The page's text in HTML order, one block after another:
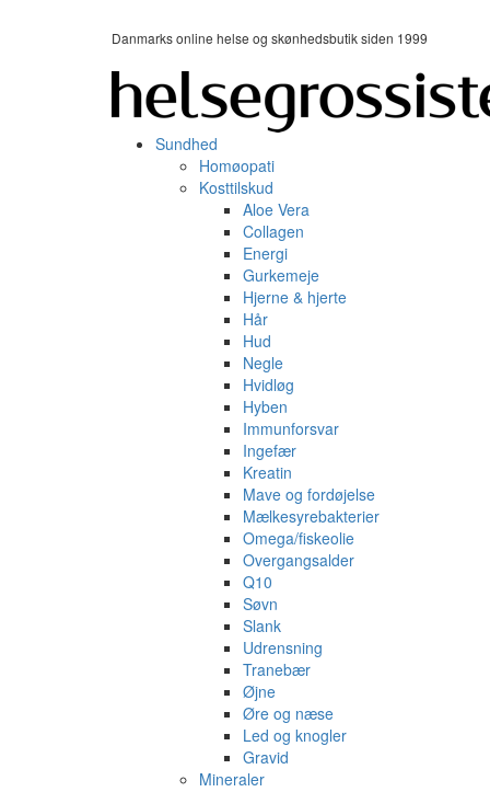
Danmarks online helse og skønhedsbutik siden 1999
Sundhed
Homøopati
Kosttilskud
Aloe Vera
Collagen
Energi
Gurkemeje
Hjerne & hjerte
Hår
Hud
Negle
Hvidløg
Hyben
Immunforsvar
Ingefær
Kreatin
Mave og fordøjelse
Mælkesyrebakterier
Omega/fiskeolie
Overgangsalder
Q10
Søvn
Slank
Udrensning
Tranebær
Øjne
Øre og næse
Led og knogler
Gravid
Mineraler